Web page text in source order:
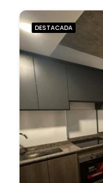
DESTACADA